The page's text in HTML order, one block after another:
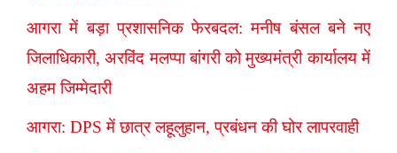
आगरा में बड़ा प्रशासनिक फेरबदल: मनीष बंसल बने नए
जिलाधिकारी, अरविंद मलप्पा बांगरी को मुख्यमंत्री कार्यालय में
अहम जिम्मेदारी
आगरा: DPS में छात्र लहूलुहान, प्रबंधन की घोर लापरवाही